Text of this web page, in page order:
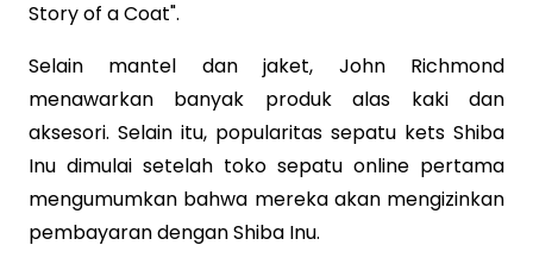
Story of a Coat".
Selain mantel dan jaket, John Richmond
menawarkan banyak produk alas kaki dan
aksesori. Selain itu, popularitas sepatu kets Shiba
Inu dimulai setelah toko sepatu online pertama
mengumumkan bahwa mereka akan mengizinkan
pembayaran dengan Shiba Inu.